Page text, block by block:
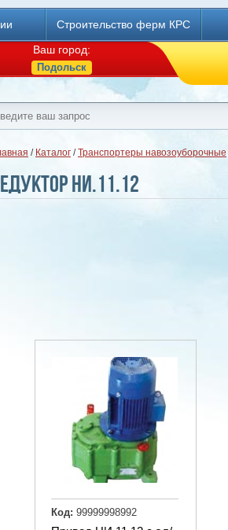
Строительство ферм КРС
Ваш город:
Подольск
/ Каталог /Транспортеры навозоуборочные
НИ.11.12
Код: 99999998992